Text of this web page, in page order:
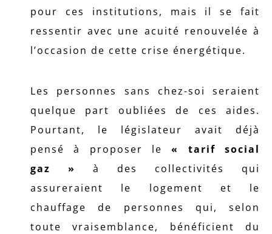
pour ces institutions, mais il se fait
ressentir avec une acuité renouvelée à
l’occasion de cette crise énergétique.
Les personnes sans chez-soi seraient
quelque part oubliées de ces aides.
Pourtant, le législateur avait déjà
pensé à proposer le« tarif social
gaz »
à des collectivités qui
assureraient le logement et le
chauffage de personnes qui, selon
toute vraisemblance, bénéficient du